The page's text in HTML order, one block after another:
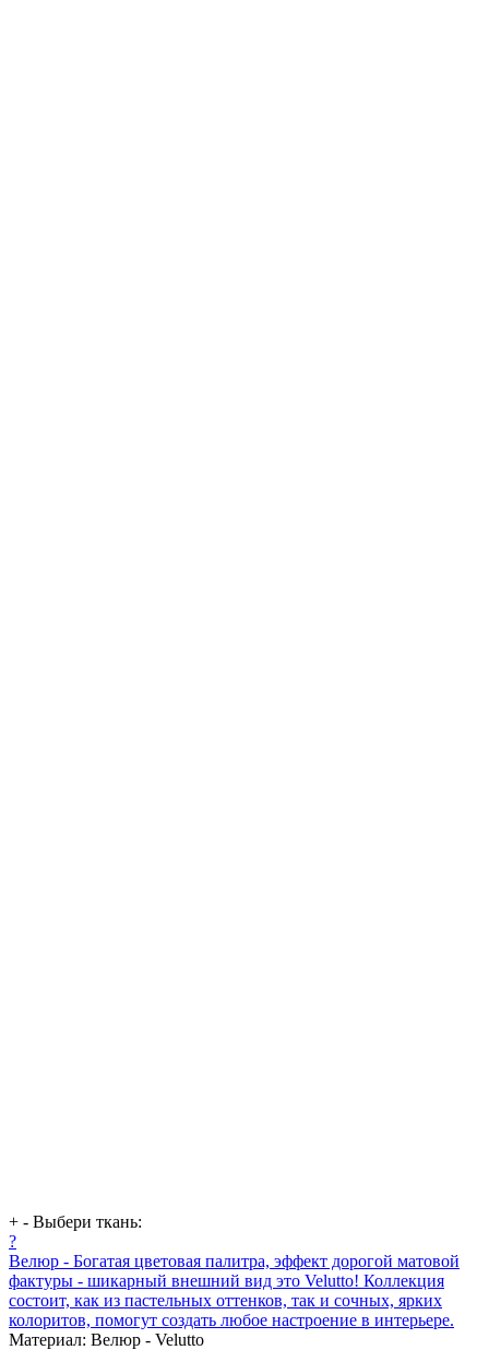
+ - Выбери ткань:
?
Велюр - Богатая цветовая палитра, эффект дорогой матовой
фактуры - шикарный внешний вид это Velutto! Коллекция
состоит, как из пастельных оттенков, так и сочных, ярких
колоритов, помогут создать любое настроение в интерьере.
Материал: Велюр - Velutto